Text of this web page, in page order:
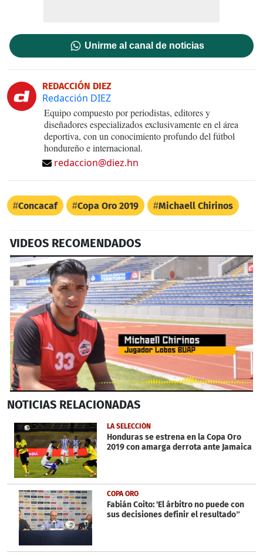
Unirme al canal de noticias
REDACCIÓN DIEZ
Redacción DIEZ
Equipo compuesto por periodistas, editores y
diseñadores especializados exclusivamente en el área
deportiva, con un conocimiento profundo del fútbol
hondureño e internacional.
redaccion@diez.hn
Concacaf Copa Oro 2019 Michaell Chirinos
VIDEOS RECOMENDADOS
seconds
2
minutes,
55
seconds
NOTICIAS RELACIONADAS
LA SELECCIÓN
Honduras se estrena en la Copa Oro
2019 con amarga derrota ante Jamaica
COPA ORO
Fabián Coito: 'El árbitro no puede con
sus decisiones definir el resultado”